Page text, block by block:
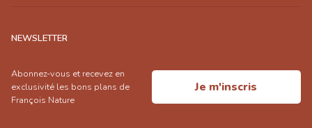
NEWSLETTER
Abonnez-vous et recevez en
exclusivité les bons plans de
François Nature
Je m'inscris